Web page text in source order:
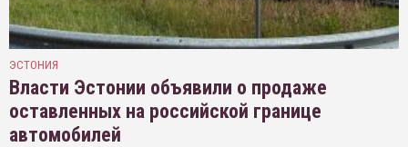
ЭСТОНИЯ
Власти Эстонии объявили о продаже
оставленных на российской границе
автомобилей